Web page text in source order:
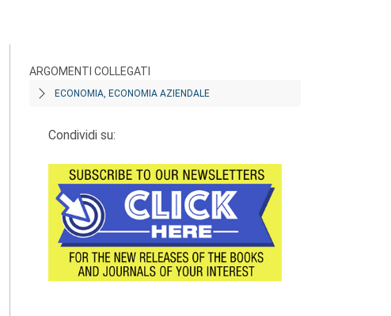
ARGOMENTI COLLEGATI
ECONOMIA, ECONOMIA AZIENDALE
Condividi su: